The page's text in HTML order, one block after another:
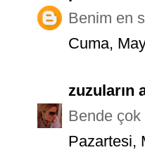
Benim en
Cuma,
zuzuların
Bende
Pazartesi,